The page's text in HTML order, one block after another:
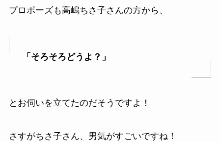
プロポーズも高嶋ちさ子さんの方から、
「そろそろどうよ？」
とお伺いを立てたのだそうですよ！
さすがちさ子さん、男気がすごいですね！